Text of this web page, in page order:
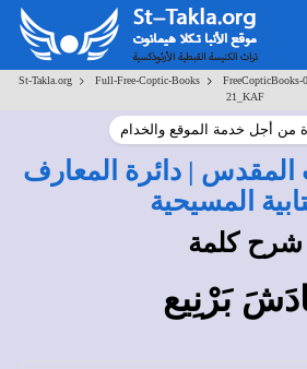
St-Takla.org> Full-Free-Coptic-Books>
21_KAF
من أجل خدمة الموقع والخدام
| دائرة المعارف
المسيحية
شرح كلمة
بَرْنِيع